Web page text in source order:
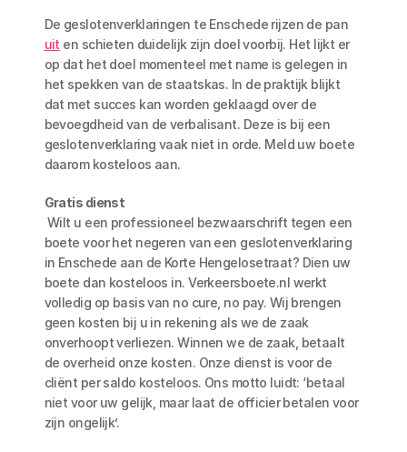
uit en schieten duidelijk zijn doel voorbij. Het lijkt er
op dat het doel momenteel met name is gelegen in
het spekken van de staatskas. In de praktijk blijkt
dat met succes kan worden geklaagd over de
bevoegdheid van de verbalisant. Deze is bij een
geslotenverklaring vaak niet in orde. Meld uw boete
daarom kosteloos aan.
Gratis dienst
Wilt u een professioneel bezwaarschrift tegen een
boete voor het negeren van een geslotenverklaring
in Enschede aan de Korte Hengelosetraat? Dien uw
boete dan kosteloos in. Verkeersboete.nl werkt
volledig op basis van no cure, no pay. Wij brengen
geen kosten bij u in rekening als we de zaak
onverhoopt verliezen. Winnen we de zaak, betaalt
de overheid onze kosten. Onze dienst is voor de
cliënt per saldo kosteloos. Ons motto luidt: ‘betaal
niet voor uw gelijk, maar laat de officier betalen voor
zijn ongelijk’.